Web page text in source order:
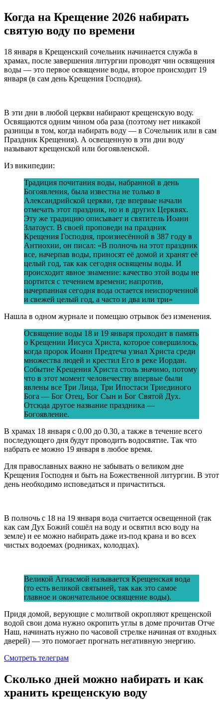
Когда на Крещение 2026 набирать
святую воду по времени
18 января в Крещенский сочельник начинается служба в
храмах, после завершения литургии проводят чин освящения
воды — это первое освящение воды, второе происходит 19
января (в сам день Крещения Господня).
В эти дни в любой церкви набирают крещенскую воду.
Освящаются одним чином оба раза (поэтому нет никакой
разницы в том, когда набирать воду — в Сочельник или в сам
Праздник Крещения). А освещенную в эти дни воду
называют крещенской или богоявленской.
Из википедии:
Традиция почитания воды, набранной в день
Богоявления, была известна не только в
Александрийской церкви, где впервые начали
отмечать этот праздник, но и в других Церквях.
Эту же традицию описывает и святитель Иоанн
Златоуст. В своей проповеди на праздник
Крещения Господня, произнесённой в 387 году в
Антиохии, он писал: «В полночь на этот праздник
все, начерпав воды, приносят её домой и хранят её
целый год, так как сегодня освящены воды. И
происходит явное знамение: качество этой воды не
портится с течением времени; напротив,
начерпанная сегодня вода остается неиспорченной
и свежей целый год, а часто и два или три»
Нашла в одном журнале и помещаю отрывок без изменения.
Освящение воды 18 и 19 января проходит в память
о Крещении Иисуса Христа, которое совершилось,
когда пророк Иоанн Предтеча узнал Христа среди
множества людей и крестил Его в реке Иордан.
Событие Крещения Христа столь значимо, потому
что в этот момент человечеству впервые были
явлены все Три Лица, Три Ипостаси Триединого
Бога — Бог Отец, Бог Сын и Бог Святой Дух.
Отсюда другое название праздника —
Богоявление.
В храмах 18 января с 0.00 до 0.30, а также в течение всего
последующего дня будут проводить водосвятие. Так что
набрать ее можно 19 января в любое время.
Для православных важно не забывать о великом дне
Крещения Господня и быть на Божественной литургии. В этот
день необходимо исповедаться и причаститься.
В полночь с 18 на 19 января вода считается освещенной (так
как сам Дух Божий сошёл на воду и освятил всю воду на
земле) и ее можно набирать даже из-под крана и во всех
чистых водоемах (родниках, колодцах).
Великой Агиасмой называется Крещенская вода
(то есть великой святыней, так как это самое
главное и окончательное освящение воды).
Придя домой, верующие с молитвой окропляют крещенской
водой свои дома нужно окропить углы в доме прочитав Отче
Наш, начинать нужно по часовой стрелке начиная от входных
дверей) — это помогает прогнать негативную энергию.
Смотреть телеграм
Сколько дней можно набирать и как
хранить крещенскую воду